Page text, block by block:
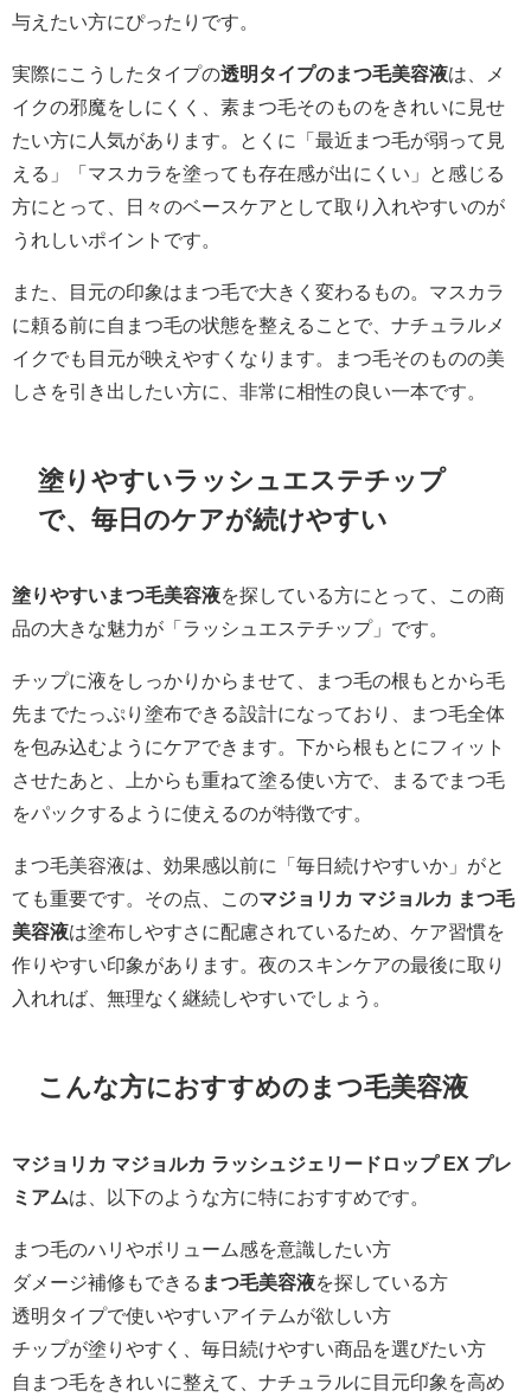
与えたい方にぴったりです。
実際にこうしたタイプの透明タイプのまつ毛美容液は、メ
イクの邪魔をしにくく、素まつ毛そのものをきれいに見せ
たい方に人気があります。とくに「最近まつ毛が弱って見
える」「マスカラを塗っても存在感が出にくい」と感じる
方にとって、日々のベースケアとして取り入れやすいのが
うれしいポイントです。
また、目元の印象はまつ毛で大きく変わるもの。マスカラ
に頼る前に自まつ毛の状態を整えることで、ナチュラルメ
イクでも目元が映えやすくなります。まつ毛そのものの美
しさを引き出したい方に、非常に相性の良い一本です。
塗りやすいラッシュエステチップ
で、毎日のケアが続けやすい
塗りやすいまつ毛美容液を探している方にとって、この商
品の大きな魅力が「ラッシュエステチップ」です。
チップに液をしっかりからませて、まつ毛の根もとから毛
先までたっぷり塗布できる設計になっており、まつ毛全体
を包み込むようにケアできます。下から根もとにフィット
させたあと、上からも重ねて塗る使い方で、まるでまつ毛
をパックするように使えるのが特徴です。
まつ毛美容液は、効果感以前に「毎日続けやすいか」がと
ても重要です。その点、このマジョリカ マジョルカ まつ毛
美容液は塗布しやすさに配慮されているため、ケア習慣を
作りやすい印象があります。夜のスキンケアの最後に取り
入れれば、無理なく継続しやすいでしょう。
こんな方におすすめのまつ毛美容液
マジョリカ マジョルカ ラッシュジェリードロップ EX プレ
ミアムは、以下のような方に特におすすめです。
まつ毛のハリやボリューム感を意識したい方
ダメージ補修もできる まつ毛美容液を探している方
透明タイプで使いやすいアイテムが欲しい方
チップが塗りやすく、毎日続けやすい商品を選びたい方
自まつ毛をきれいに整えて、ナチュラルに目元印象を高め